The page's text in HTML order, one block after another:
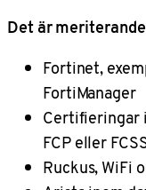
Det är
Fortinet,
FortiManager
Certifieringar
FCP eller
Ruckus, WiFi